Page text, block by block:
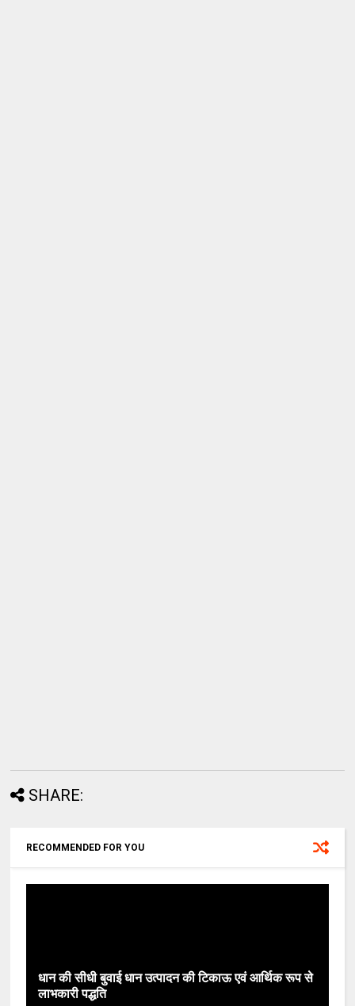
SHARE:
RECOMMENDED FOR YOU
धान की सीधी बुवाई धान उत्पादन की टिकाऊ एवं आर्थिक रूप से
लाभकारी पद्धति